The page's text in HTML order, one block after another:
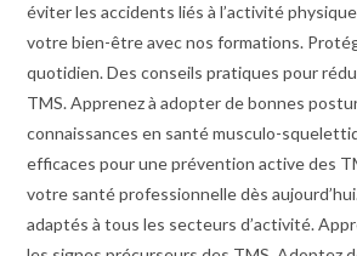
éviter les accidents liés à l’activité
votre bien-être avec nos formations.
quotidien. Des conseils pratiques pour
TMS. Apprenez à adopter de bonnes
connaissances en santé musculo-
efficaces pour une prévention active des
votre santé professionnelle dès
adaptés à tous les secteurs d’activité.